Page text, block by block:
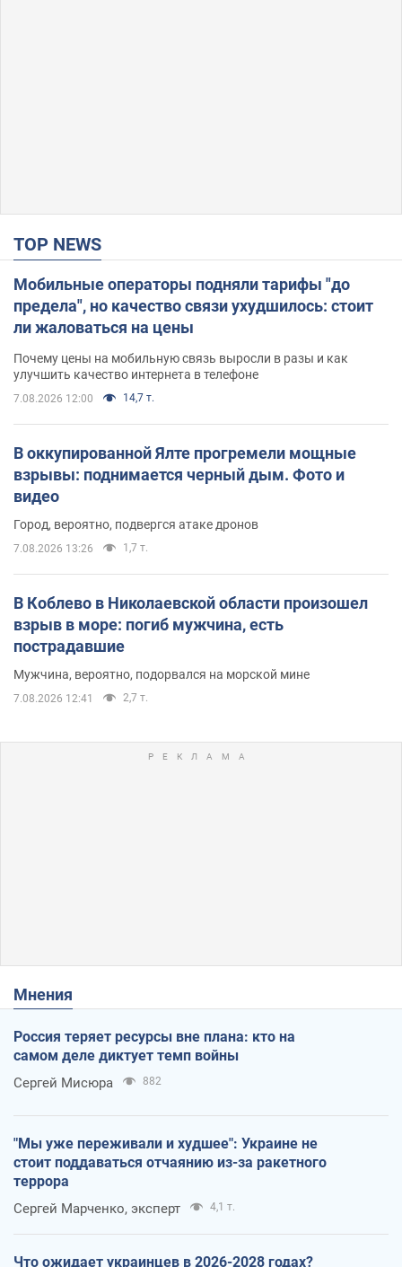
TOP NEWS
Мобильные операторы подняли тарифы "до
предела", но качество связи ухудшилось: стоит
ли жаловаться на цены
Почему цены на мобильную связь выросли в разы и как
улучшить качество интернета в телефоне
7.08.2026 12:00 14,7 т.
В оккупированной Ялте прогремели мощные
взрывы: поднимается черный дым. Фото и
видео
Город, вероятно, подвергся атаке дронов
7.08.2026 13:26 1,7 т.
В Коблево в Николаевской области произошел
взрыв в море: погиб мужчина, есть
пострадавшие
Мужчина, вероятно, подорвался на морской мине
7.08.2026 12:41 2,7 т.
Мнения
Россия теряет ресурсы вне плана: кто на
самом деле диктует темп войны
Сергей Мисюра 882
"Мы уже переживали и худшее": Украине не
стоит поддаваться отчаянию из-за ракетного
террора
Сергей Марченко, эксперт 4,1 т.
Что ожидает украинцев в 2026-2028 годах?